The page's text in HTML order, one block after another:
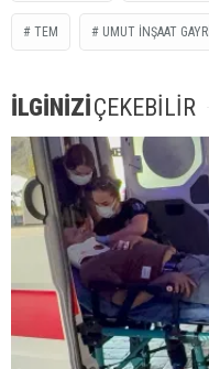
TEM UMUT İNŞAAT
İLGİNİZİÇEKEBİLİR